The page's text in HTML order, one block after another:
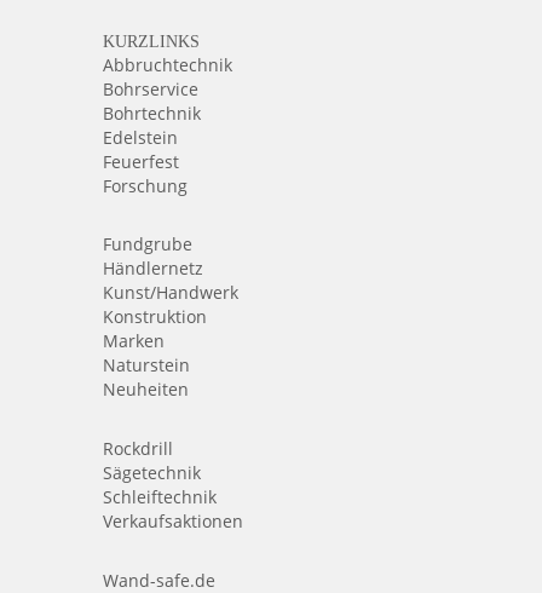
KURZLINKS
Abbruchtechnik
Bohrservice
Bohrtechnik
Edelstein
Feuerfest
Forschung
Fundgrube
Händlernetz
Kunst/Handwerk
Konstruktion
Marken
Naturstein
Neuheiten
Rockdrill
Sägetechnik
Schleiftechnik
Verkaufsaktionen
Wand-safe.de